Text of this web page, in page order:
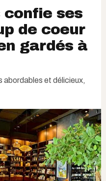
confie ses
de coeur
gardés à
abordables et délicieux,